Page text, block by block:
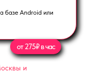
и
базе Android или
от 275₽ в час